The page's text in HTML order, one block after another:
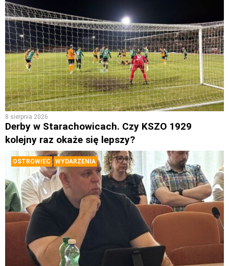
8 sierpnia 2026
Derby w Starachowicach. Czy KSZO 1929
kolejny raz okaże się lepszy?
OSTROWIEC WYDARZENIA